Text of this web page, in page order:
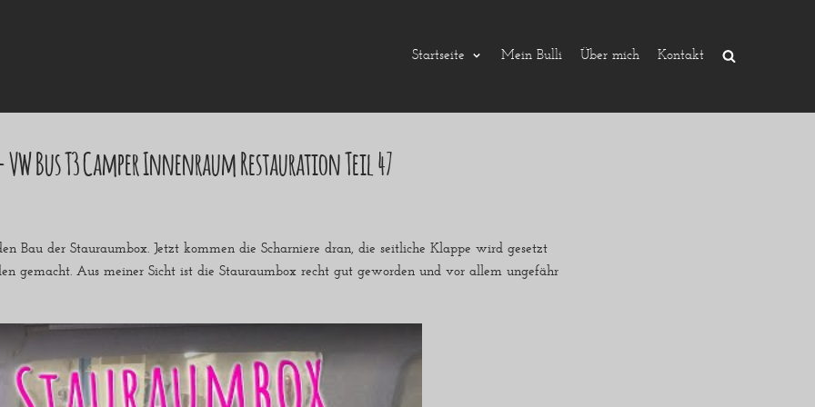
Startseite Mein Bulli Über mich Kontakt
VW Bus T3 Camper Innenraum Restauration Teil 47
Bau der Stauraumbox. Jetzt kommen die Scharniere dran, die seitliche Klappe wird gesetzt
gemacht. Aus meiner Sicht ist die Stauraumbox recht gut geworden und vor allem ungefähr